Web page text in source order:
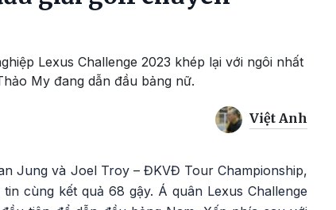
Lexus Challenge 2023 khép lại với ngôi nhất
My đang dẫn đầu bảng nữ.
Việt Anh
Jung và Joel Troy – ĐKVĐ Tour Championship,
cùng kết quả 68 gậy. Á quân Lexus Challenge